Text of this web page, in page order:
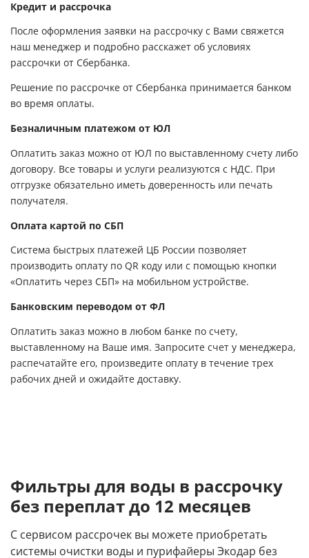
Кредит и рассрочка
После оформления заявки на рассрочку с Вами свяжется
наш менеджер и подробно расскажет об условиях
рассрочки от Сбербанка.
Решение по рассрочке от Сбербанка принимается банком
во время оплаты.
Безналичным платежом от ЮЛ
Оплатить заказ можно от ЮЛ по выставленному счету либо
договору. Все товары и услуги реализуются с НДС. При
отгрузке обязательно иметь доверенность или печать
получателя.
Оплата картой по СБП
Система быстрых платежей ЦБ России позволяет
производить оплату по QR коду или с помощью кнопки
«Оплатить через СБП» на мобильном устройстве.
Банковским переводом от ФЛ
Оплатить заказ можно в любом банке по счету,
выставленному на Ваше имя. Запросите счет у менеджера,
распечатайте его, произведите оплату в течение трех
рабочих дней и ожидайте доставку.
Фильтры для воды в рассрочку
без переплат до 12 месяцев
С сервисом рассрочек вы можете приобретать
системы очистки воды и пурифайеры Экодар без